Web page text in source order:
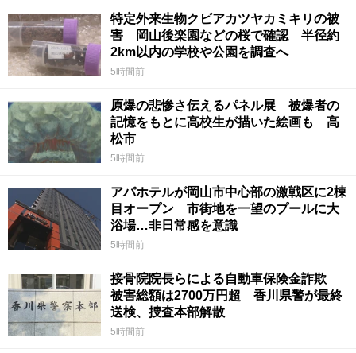
特定外来生物クビアカツヤカミキリの被
害 岡山後楽園などの桜で確認 半径約
2km以内の学校や公園を調査へ
5時間前
原爆の悲惨さ伝えるパネル展 被爆者の
記憶をもとに高校生が描いた絵画も 高
松市
5時間前
アパホテルが岡山市中心部の激戦区に2棟
目オープン 市街地を一望のプールに大
浴場…非日常感を意識
5時間前
接骨院院長らによる自動車保険金詐欺
被害総額は2700万円超 香川県警が最終
送検、捜査本部解散
5時間前